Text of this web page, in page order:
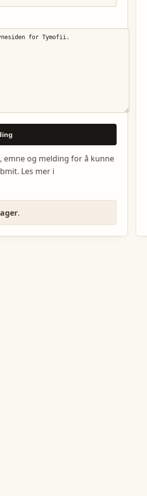
emne og melding for å kunne
Les mer i
.